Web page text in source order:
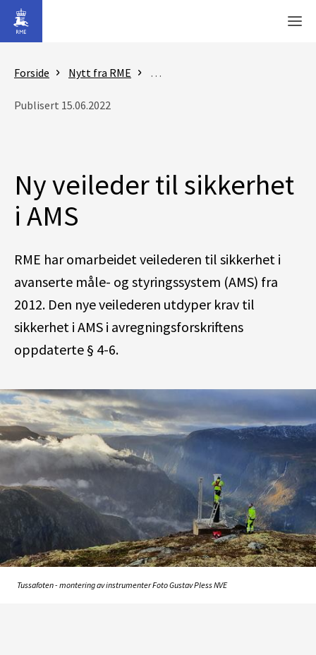
Gå til hovedinnhold
Forside Nytt fra RME Nyheter -
Publisert 15.06.2022
Ny veileder til sikkerhet
i AMS
RME har omarbeidet veilederen til sikkerhet i
avanserte måle- og styringssystem (AMS) fra
2012. Den nye veilederen utdyper krav til
sikkerhet i AMS i avregningsforskriftens
oppdaterte § 4-6.
Tussafoten - montering av instrumenter Foto Gustav Pless NVE